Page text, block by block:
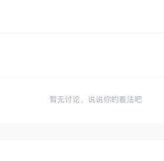
暂无讨论，说说你的看法吧